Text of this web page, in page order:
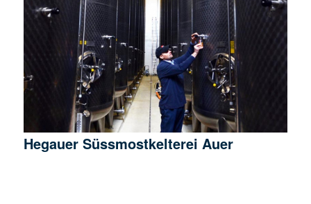
Hegauer Süssmostkelterei Auer